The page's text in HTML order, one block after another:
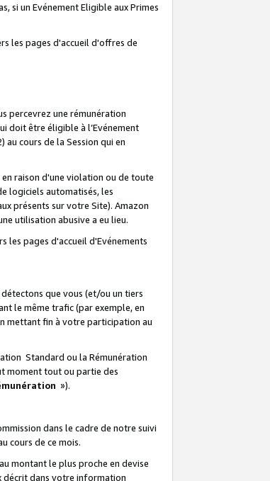
si un Evénement Eligible aux Primes
les pages d'accueil d'offres de
percevrez une rémunération
doit être éligible à l’Evénement
cours de la Session qui en
en raison d'une violation ou de toute
logiciels automatisés, les
présents sur votre Site). Amazon
utilisation abusive a eu lieu.
les pages d'accueil d'Evénements
que vous (et/ou un tiers
le même trafic (par exemple, en
mettant fin à votre participation au
Standard ou la Rémunération
moment tout ou partie des
»).
dans le cadre de notre suivi
cours de ce mois.
montant le plus proche en devise
décrit dans votre information